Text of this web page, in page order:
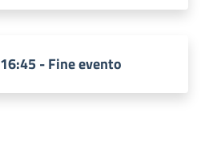
16:45 - Fine evento